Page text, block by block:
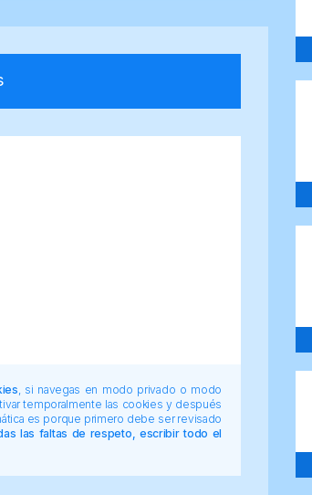
, si navegas en modo privado o modo
temporalmente las cookies y después
es porque primero debe ser revisado
las faltas de respeto, escribir todo el